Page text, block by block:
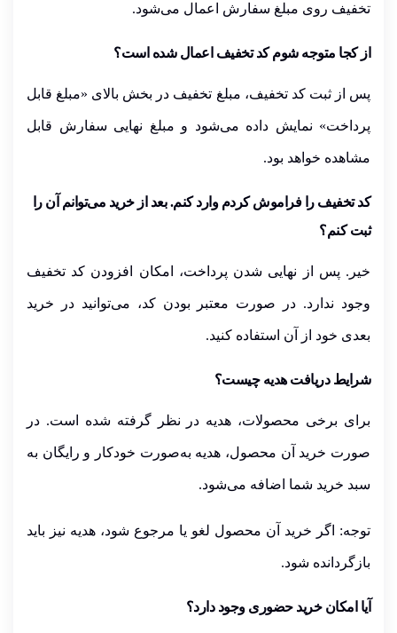
تخفیف روی مبلغ سفارش اعمال می‌شود.
از کجا متوجه شوم کد تخفیف اعمال شده است؟
پس از ثبت کد تخفیف، مبلغ تخفیف در بخش بالای «مبلغ قابل
پرداخت» نمایش داده می‌شود و مبلغ نهایی سفارش قابل
مشاهده خواهد بود.
کد تخفیف را فراموش کردم وارد کنم. بعد از خرید می‌توانم آن را
ثبت کنم؟
خیر . پس از نهایی شدن پرداخت، امکان افزودن کد تخفیف
وجود ندارد. در صورت معتبر بودن کد، می‌توانید در خرید
بعدی خود از آن استفاده کنید.
شرایط دریافت هدیه چیست؟
برای برخی محصولات، هدیه در نظر گرفته شده است. در
صورت خرید آن محصول، هدیه به‌صورت خودکار و رایگان به
سبد خرید شما اضافه می‌شود.
توجه: اگر خرید آن محصول لغو یا مرجوع شود، هدیه نیز باید
بازگردانده شود.
آیا امکان خرید حضوری وجود دارد؟